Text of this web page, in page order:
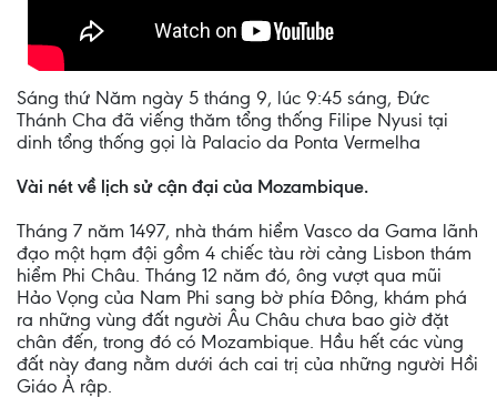
Sáng thứ Năm ngày 5 tháng 9, lúc 9:45 sáng, Đức
Thánh Cha đã viếng thăm tổng thống Filipe Nyusi tại
dinh tổng thống gọi là Palacio da Ponta Vermelha
Vài nét về lịch sử cận đại của Mozambique.
Tháng 7 năm 1497, nhà thám hiểm Vasco da Gama lãnh
đạo một hạm đội gồm 4 chiếc tàu rời cảng Lisbon thám
hiểm Phi Châu. Tháng 12 năm đó, ông vượt qua mũi
Hảo Vọng của Nam Phi sang bờ phía Đông, khám phá
ra những vùng đất người Âu Châu chưa bao giờ đặt
chân đến, trong đó có Mozambique. Hầu hết các vùng
đất này đang nằm dưới ách cai trị của những người Hồi
Giáo Ả rập.